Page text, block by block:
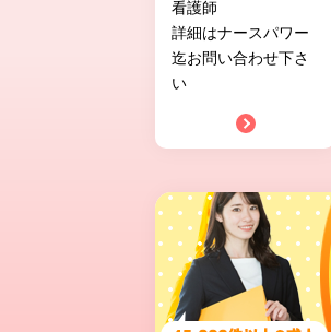
看護師
詳細はナースパワー
迄お問い合わせ下さ
い